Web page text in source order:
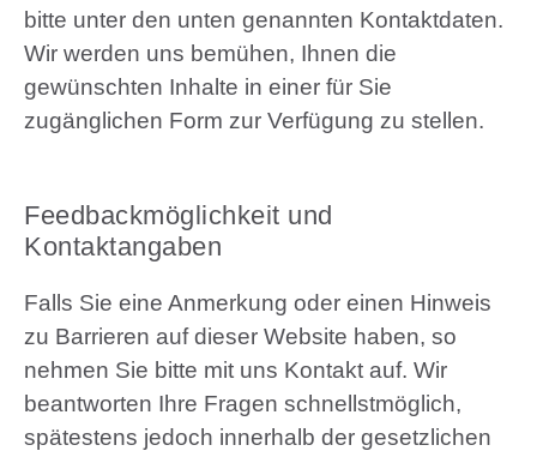
bitte unter den unten genannten Kontaktdaten.
Wir werden uns bemühen, Ihnen die
gewünschten Inhalte in einer für Sie
zugänglichen Form zur Verfügung zu stellen.
Feedbackmöglichkeit und
Kontaktangaben
Falls Sie eine Anmerkung oder einen Hinweis
zu Barrieren auf dieser Website haben, so
nehmen Sie bitte mit uns Kontakt auf. Wir
beantworten Ihre Fragen schnellstmöglich,
spätestens jedoch innerhalb der gesetzlichen